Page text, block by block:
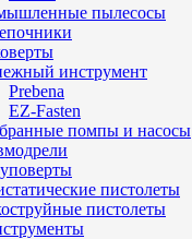
пылесосы
инструмент
Prebena
EZ-Fasten
помпы и насосы
пистолеты
пистолеты